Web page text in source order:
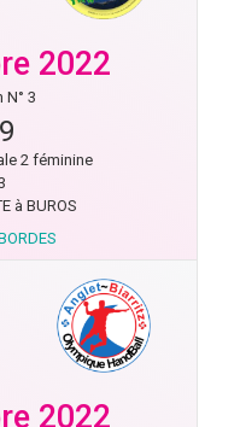
2022
3
2 féminine
à BUROS
2022